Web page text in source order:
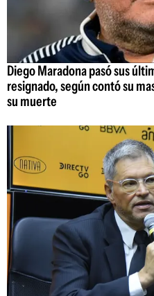
Diego Maradona pasó sus
resignado, según contó su
su muerte